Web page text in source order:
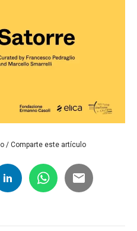
/ Comparte este artículo